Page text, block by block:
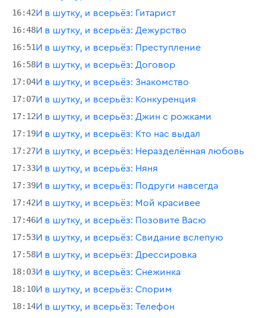
16:42И в шутку, и всерьёз: Гитарист
16:48И в шутку, и всерьёз: Дежурство
16:51И в шутку, и всерьёз: Преступление
16:58И в шутку, и всерьёз: Договор
17:04И в шутку, и всерьёз: Знакомство
17:07И в шутку, и всерьёз: Конкуренция
17:12И в шутку, и всерьёз: Джин с рожками
17:19И в шутку, и всерьёз: Кто нас выдал
17:27И в шутку, и всерьёз: Неразделённая любовь
17:33И в шутку, и всерьёз: Няня
17:39И в шутку, и всерьёз: Подруги навсегда
17:42И в шутку, и всерьёз: Мой красивее
17:46И в шутку, и всерьёз: Позовите Васю
17:53И в шутку, и всерьёз: Свидание вслепую
17:58И в шутку, и всерьёз: Дрессировка
18:03И в шутку, и всерьёз: Снежинка
18:10И в шутку, и всерьёз: Спорим
18:14И в шутку, и всерьёз: Телефон